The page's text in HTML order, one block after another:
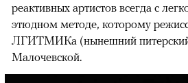
реактивных артистов всегда с
этюдном методе, которому
ЛГИТМИКа (нынешний
Малочевской.